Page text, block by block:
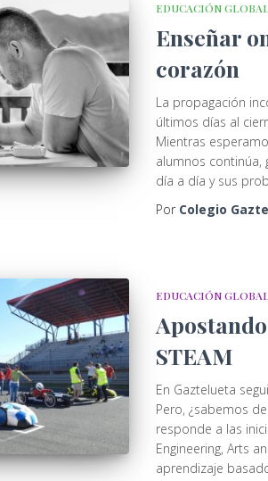
EDUCACIÓN
Enseñar
corazón
La propagación
últimos días al
Mientras
alumnos continúa,
día a día y sus
Por Colegio
EDUCACIÓN
STEAM
En Gaztelueta
Pero, ¿sabemos
responde a las
Engineering, Arts
aprendizaje